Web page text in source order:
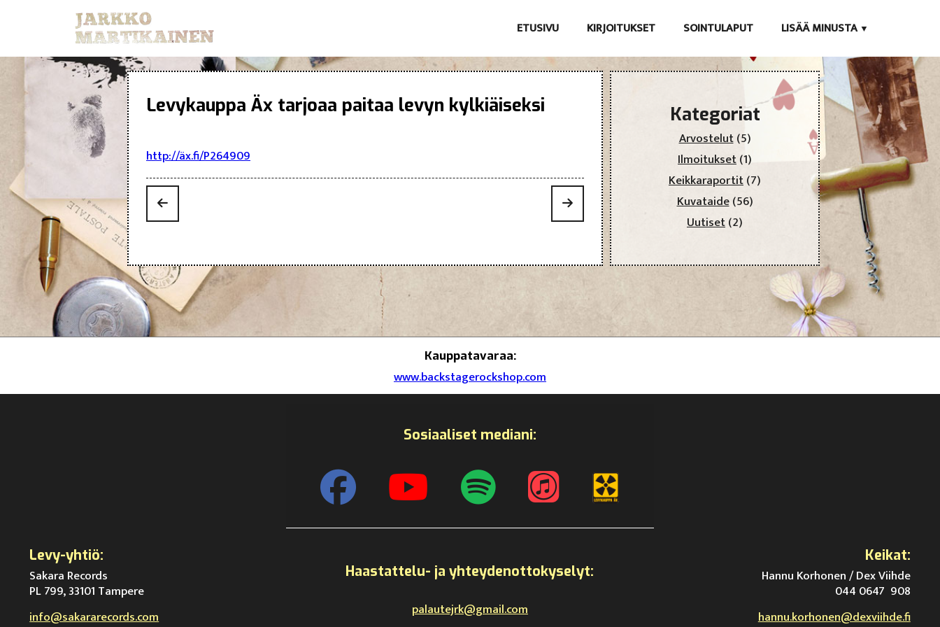
ETUSIVU KIRJOITUKSET SOINTULAPUT LISÄÄ MINUSTA
Levykauppa Äx tarjoaa paitaa levyn kylkiäiseksi
http://äx.fi/P264909
Kategoriat
Arvostelut(5)
Ilmoitukset(1)
Keikkaraportit(7)
Kuvataide(56)
Uutiset(2)
Kauppatavaraa:
www.backstagerockshop.com
Sosiaaliset mediani:
Levy-yhtiö:
Sakara Records
PL 799, 33101 Tampere
info@sakararecords.com
Haastattelu- ja yhteydenottokyselyt:
palautejrk@gmail.com
Keikat:
Hannu Korhonen / Dex Viihde
044 0647 908
hannu.korhonen@dexviihde.fi